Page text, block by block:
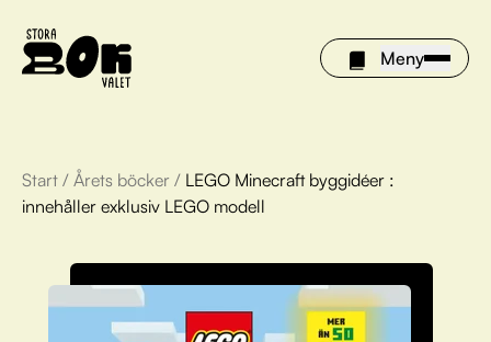
Meny
Årets böcker
Om Stora bokvalet
Olivia tipsar
Start / Årets böcker / LEGO Minecraft byggidéer :
innehåller exklusiv LEGO modell